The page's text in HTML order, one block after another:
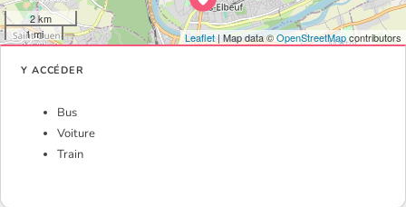
2 km
1 mi
Leaflet| Map data ©OpenStreetMapcontributors
Y ACCÉDER
Bus
Voiture
Train